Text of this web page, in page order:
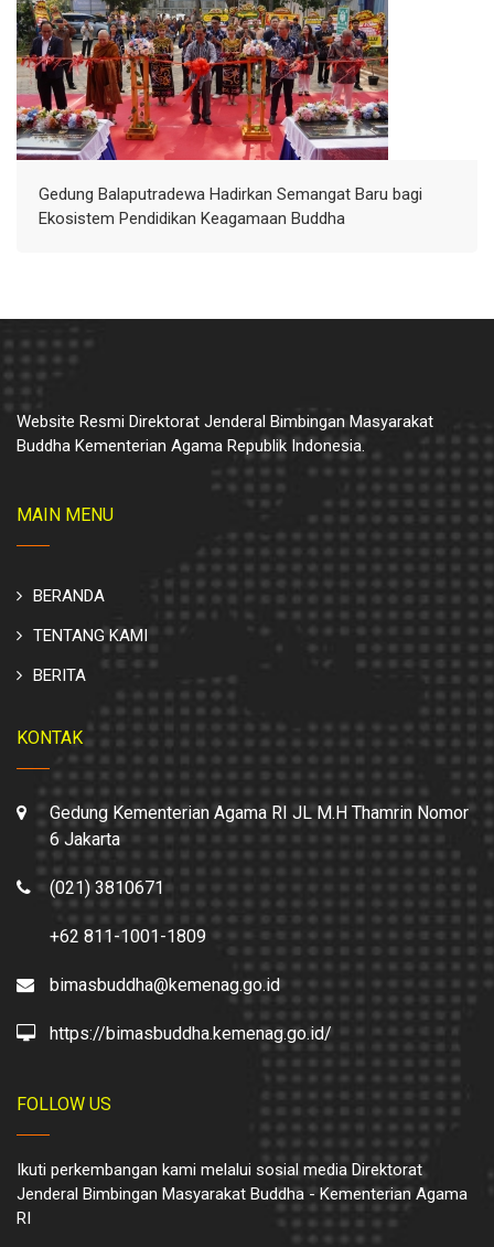
Gedung Balaputradewa Hadirkan Semangat Baru bagi
Ekosistem Pendidikan Keagamaan Buddha
Website Resmi Direktorat Jenderal Bimbingan Masyarakat
Buddha Kementerian Agama Republik Indonesia.
MAIN MENU
BERANDA
TENTANG KAMI
BERITA
KONTAK
Gedung Kementerian Agama RI JL M.H Thamrin Nomor
6 Jakarta
(021) 3810671
+62 811-1001-1809
bimasbuddha@kemenag.go.id
https://bimasbuddha.kemenag.go.id/
FOLLOW US
Ikuti perkembangan kami melalui sosial media Direktorat
Jenderal Bimbingan Masyarakat Buddha - Kementerian Agama
RI